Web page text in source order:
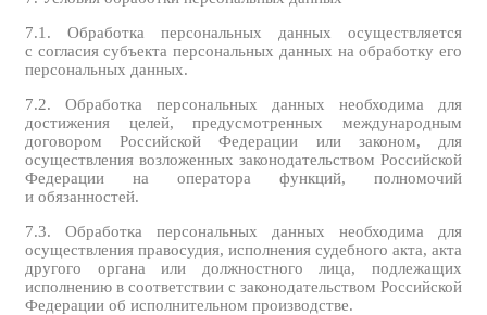
7.1. Обработка персональных данных осуществляется
с согласия субъекта персональных данных на обработку его
персональных данных.
7.2. Обработка персональных данных необходима для
достижения целей, предусмотренных международным
договором Российской Федерации или законом, для
осуществления возложенных законодательством Российской
Федерации на оператора функций, полномочий
и обязанностей.
7.3. Обработка персональных данных необходима для
осуществления правосудия, исполнения судебного акта, акта
другого органа или должностного лица, подлежащих
исполнению в соответствии с законодательством Российской
Федерации об исполнительном производстве.